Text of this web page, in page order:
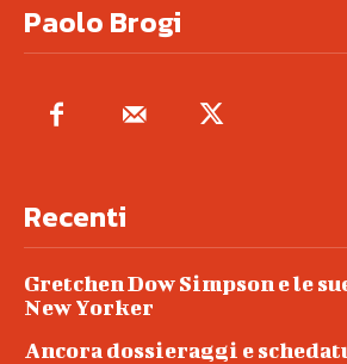
Paolo Brogi
Recenti
Gretchen Dow Simpson e le
New Yorker
Ancora dossieraggi e